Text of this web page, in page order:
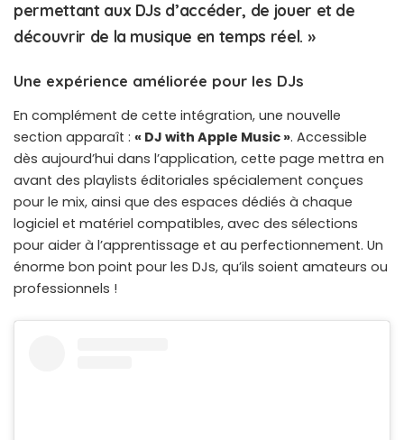
permettant aux DJs d’accéder, de jouer et de
découvrir de la musique en temps réel. »
Une expérience améliorée pour les DJs
En complément de cette intégration, une nouvelle
section apparaît : « DJ with Apple Music ». Accessible
dès aujourd’hui dans l’application, cette page mettra en
avant des playlists éditoriales spécialement conçues
pour le mix, ainsi que des espaces dédiés à chaque
logiciel et matériel compatibles, avec des sélections
pour aider à l’apprentissage et au perfectionnement. Un
énorme bon point pour les DJs, qu’ils soient amateurs ou
professionnels !